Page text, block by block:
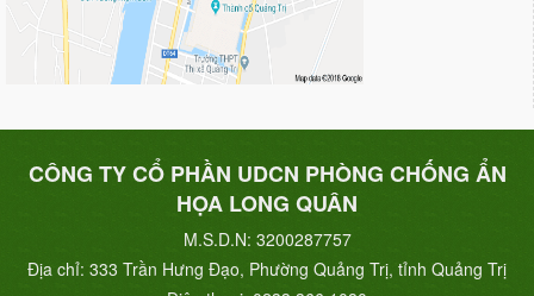
CÔNG TY CỔ PHẦN UDCN PHÒNG CHỐNG ẨN
HỌA LONG QUÂN
M.S.D.N: 3200287757
Địa chỉ: 333 Trần Hưng Đạo, Phường Quảng Trị, tỉnh Quảng Trị